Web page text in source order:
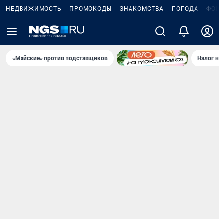
НЕДВИЖИМОСТЬ ПРОМОКОДЫ ЗНАКОМСТВА ПОГОДА
«Майские» против подставщиков Налог